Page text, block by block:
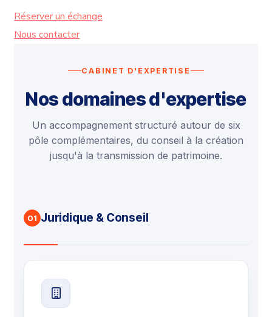
Réserver un échange
Nous contacter
CABINET D'EXPERTISE
Nos domaines d'expertise
Un accompagnement structuré autour de six
pôle complémentaires, du conseil à la création
jusqu'à la transmission de patrimoine.
01 Juridique & Conseil